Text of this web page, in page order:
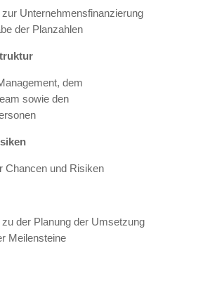
Unternehmensfinanzierung
der Planzahlen
dem
sowie den
Chancen und Risiken
der Planung der Umsetzung
Meilensteine